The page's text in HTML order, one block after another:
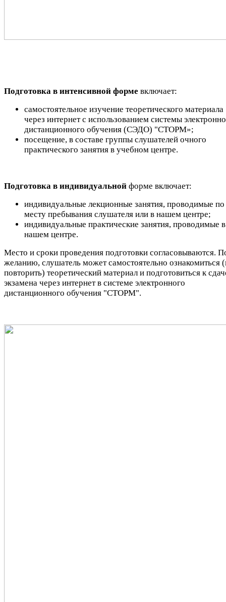
Подготовка в интенсивной форме включает:
самостоятельное изучение теоретического материала
через интернет с использованием системы
дистанционного обучения (СЭДО) "СТОРМ»;
посещение, в составе группы слушателей очного
практического занятия в учебном центре.
Подготовка в индивидуальной форме включает:
индивидуальные лекционные занятия, проводимые по
месту пребывания слушателя или в нашем центре;
индивидуальные практические занятия, проводимые в
нашем центре.
Место и сроки проведения подготовки согласовываются.
желанию, слушатель может самостоятельно ознакомиться
повторить) теоретический материал и подготовиться к
экзамена через интернет в системе электронного
дистанционного обучения "СТОРМ".